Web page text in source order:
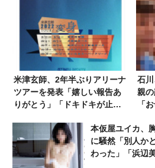
米津玄師、2年半ぶりアリーナ
ツアーを発表「嬉しい報告あ
りがとう」「ドキドキが止ま
石
親
「
本仮屋ユイカ、
に騒然「別人か
わった」「浜辺